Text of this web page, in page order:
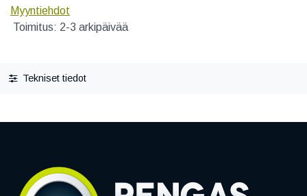
Myyntiehdot
Toimitus: 2-3 arkipäivää
Tekniset tiedot